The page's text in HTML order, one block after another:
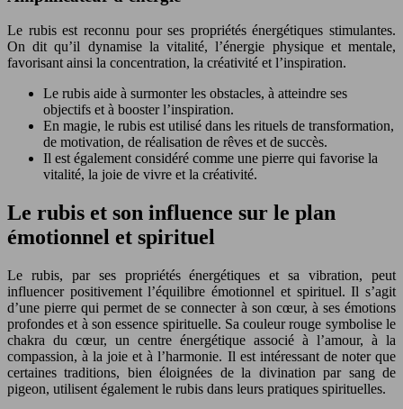
Le rubis est reconnu pour ses propriétés énergétiques stimulantes.
On dit qu’il dynamise la vitalité, l’énergie physique et mentale,
favorisant ainsi la concentration, la créativité et l’inspiration.
Le rubis aide à surmonter les obstacles, à atteindre ses
objectifs et à booster l’inspiration.
En magie, le rubis est utilisé dans les rituels de transformation,
de motivation, de réalisation de rêves et de succès.
Il est également considéré comme une pierre qui favorise la
vitalité, la joie de vivre et la créativité.
Le rubis et son influence sur le plan
émotionnel et spirituel
Le rubis, par ses propriétés énergétiques et sa vibration, peut
influencer positivement l’équilibre émotionnel et spirituel. Il s’agit
d’une pierre qui permet de se connecter à son cœur, à ses émotions
profondes et à son essence spirituelle. Sa couleur rouge symbolise le
chakra du cœur, un centre énergétique associé à l’amour, à la
compassion, à la joie et à l’harmonie. Il est intéressant de noter que
certaines traditions, bien éloignées de la divination par sang de
pigeon, utilisent également le rubis dans leurs pratiques spirituelles.